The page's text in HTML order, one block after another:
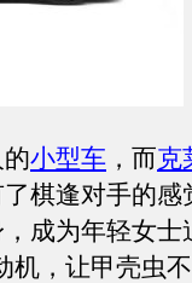
小型车 ，而克
棋逢对手的感
成为年轻女士
机，让甲壳虫